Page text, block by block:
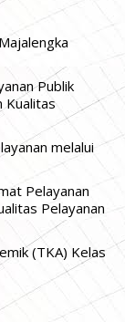
Publik
Kualitas
melalui
Pelayanan
Pelayanan
(TKA) Kelas